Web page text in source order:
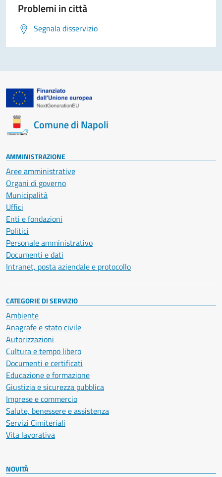
Problemi in città
Segnala disservizio
Comune di Napoli
AMMINISTRAZIONE
Aree amministrative
Organi di governo
Municipalità
Uffici
Enti e fondazioni
Politici
Personale amministrativo
Documenti e dati
Intranet, posta aziendale e protocollo
CATEGORIE DI SERVIZIO
Ambiente
Anagrafe e stato civile
Autorizzazioni
Cultura e tempo libero
Documenti e certificati
Educazione e formazione
Giustizia e sicurezza pubblica
Imprese e commercio
Salute, benessere e assistenza
Servizi Cimiteriali
Vita lavorativa
NOVITÀ